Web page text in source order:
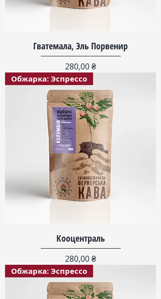
Гватемала, Эль Порвенир
Цена
280,00 ₴
Обжарка: Эспрессо
Кооцентраль
Цена
280,00 ₴
Обжарка: Эспрессо